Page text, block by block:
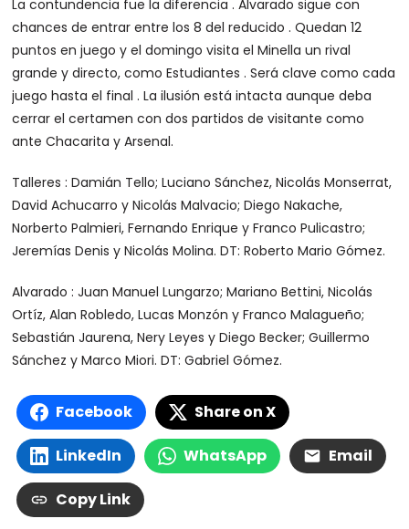
La contundencia fue la diferencia . Alvarado sigue con
chances de entrar entre los 8 del reducido . Quedan 12
puntos en juego y el domingo visita el Minella un rival
grande y directo, como Estudiantes . Será clave como cada
juego hasta el final . La ilusión está intacta aunque deba
cerrar el certamen con dos partidos de visitante como
ante Chacarita y Arsenal.
Talleres : Damián Tello; Luciano Sánchez, Nicolás Monserrat,
David Achucarro y Nicolás Malvacio; Diego Nakache,
Norberto Palmieri, Fernando Enrique y Franco Pulicastro;
Jeremías Denis y Nicolás Molina.DT: Roberto Mario Gómez.
Alvarado :Juan Manuel Lungarzo; Mariano Bettini, Nicolás
Ortíz, Alan Robledo, Lucas Monzón y Franco Malagueño;
Sebastián Jaurena, Nery Leyes y Diego Becker; Guillermo
Sánchez y Marco Miori.DT: Gabriel Gómez.
Facebook Share on X
LinkedIn WhatsApp Email
Copy Link